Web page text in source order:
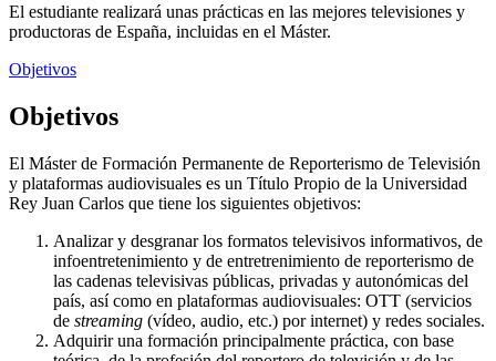
El estudiante realizará unas prácticas en las mejores televisiones y
productoras de España, incluidas en el Máster.
Objetivos
Objetivos
El Máster de Formación Permanente de Reporterismo de Televisión
y plataformas audiovisuales es un Título Propio de la Universidad
Rey Juan Carlos que tiene los siguientes objetivos:
Analizar y desgranar los formatos televisivos informativos, de
infoentretenimiento y de entretrenimiento de reporterismo de
las cadenas televisivas públicas, privadas y autonómicas del
país, así como en plataformas audiovisuales: OTT (servicios
de streaming (vídeo, audio, etc.) por internet) y redes sociales.
Adquirir una formación principalmente práctica, con base